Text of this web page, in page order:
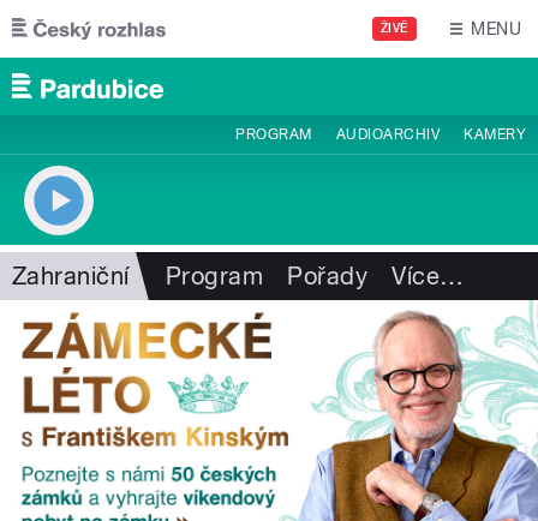
Přejít k hlavnímu obsahu
ŽIVĚ MENU
PROGRAM AUDIOARCHIV KAMERY
Zahraniční Program Pořady Více…